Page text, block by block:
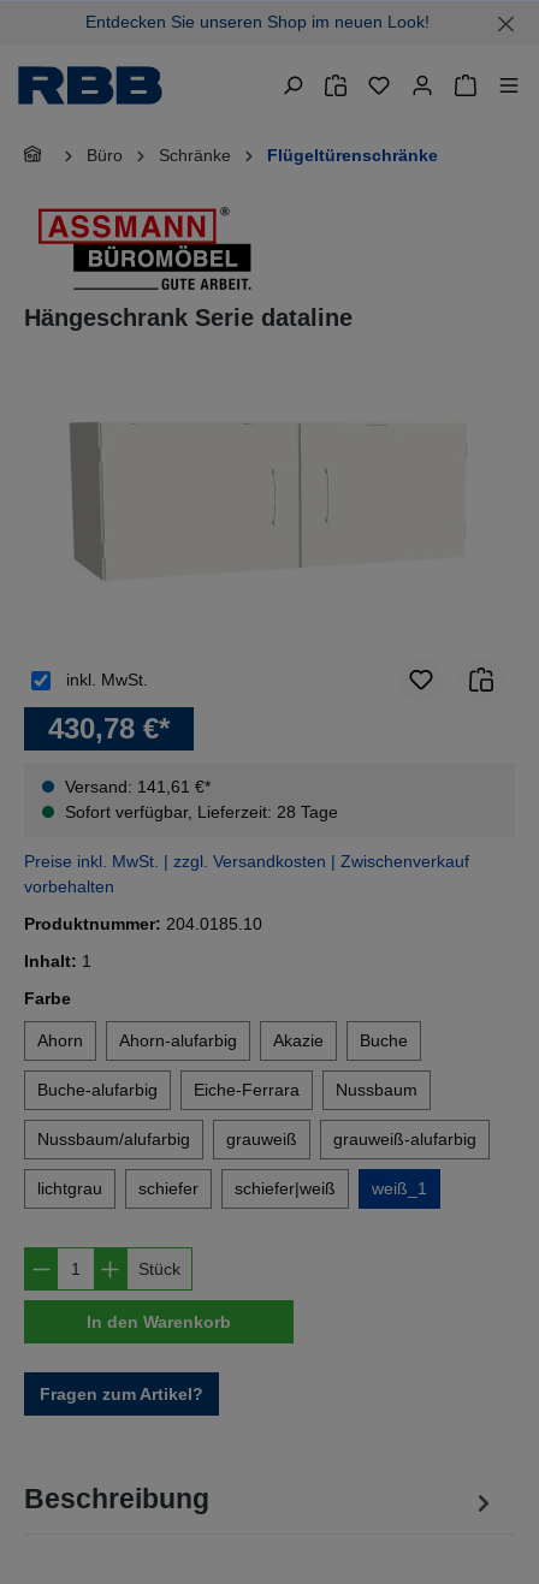
springenEntdecken Sie unseren Shop im neuen Look!
Büro Schränke Flügeltürenschränke
Hängeschrank Serie dataline
430,78 €*
Versand: 141,61 €*
Sofort verfügbar, Lieferzeit: 28 Tage
inkl. MwSt.
Preise inkl. MwSt. | zzgl. Versandkosten | Zwischenverkauf
vorbehalten
Produktnummer: 204.0185.10
Inhalt: 1
Farbeauswählen
Ahorn Ahorn-alufarbig Akazie Buche
Buche-alufarbig Eiche-Ferrara Nussbaum
Nussbaum/alufarbig grauweiß grauweiß-alufarbig
lichtgrau schiefer schiefer|weiß weiß_1
Produkt Anzahl: Gib den gewünschten
Stück
In den Warenkorb
Fragen zum Artikel?
Beschreibung